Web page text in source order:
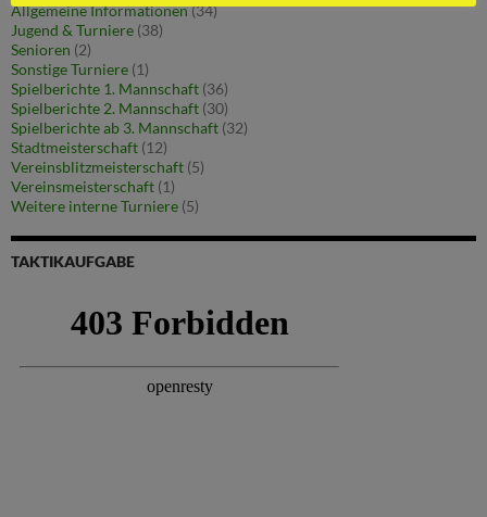
Allgemeine Informationen(34)
Jugend & Turniere (38)
Senioren (2)
Sonstige Turniere (1)
Spielberichte 1. Mannschaft (36)
Spielberichte 2. Mannschaft (30)
Spielberichte ab 3. Mannschaft (32)
Stadtmeisterschaft (12)
Vereinsblitzmeisterschaft (5)
Vereinsmeisterschaft (1)
Weitere interne Turniere (5)
TAKTIKAUFGABE